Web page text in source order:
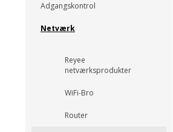
Adgangskontrol
Netværk
Reyee
netværksprodukter
WiFi-Bro
Router